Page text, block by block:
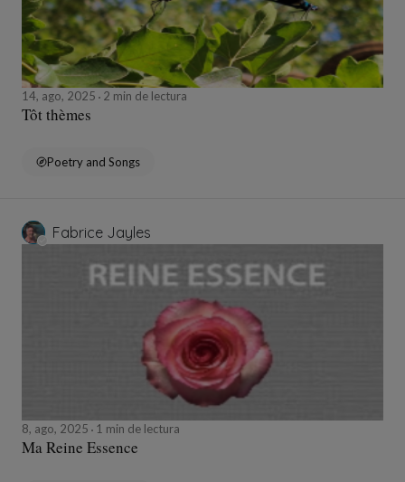
14, ago, 2025 2 min de lectura
Tôt thèmes
Poetry and Songs
Fabrice Jayles
8, ago, 2025 1 min de lectura
Ma Reine Essence